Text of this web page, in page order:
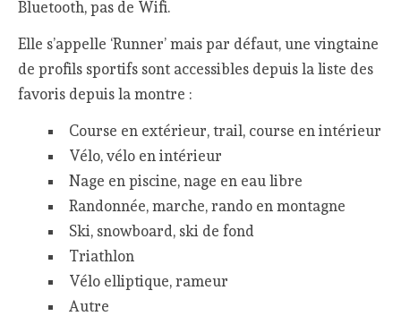
Bluetooth, pas de Wifi.
Elle s’appelle ‘Runner’ mais par défaut, une vingtaine
de profils sportifs sont accessibles depuis la liste des
favoris depuis la montre :
Course en extérieur, trail, course en intérieur
Vélo, vélo en intérieur
Nage en piscine, nage en eau libre
Randonnée, marche, rando en montagne
Ski, snowboard, ski de fond
Triathlon
Vélo elliptique, rameur
Autre